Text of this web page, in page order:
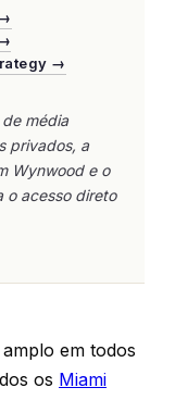
→
média
privados, a
Wynwood e o
o acesso direto
em todos
os Miami